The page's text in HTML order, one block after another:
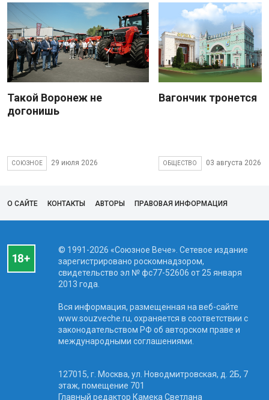
Такой Воронеж не
догонишь
СОЮЗНОЕ 29 июля 2026
Вагончик тронется
ОБЩЕСТВО 03 августа 2026
О САЙТЕ КОНТАКТЫ АВТОРЫ ПРАВОВАЯ ИНФОРМАЦИЯ
© 1991-2026 «Союзное Вече». Сетевое издание
зарегистрировано роскомнадзором,
свидетельство эл № фc77-52606 от 25 января
2013 года.
Вся информация, размещенная на веб-сайте
www.souzveche.ru, охраняется в соответствии с
законодательством РФ об авторском праве и
международными соглашениями.
127015, г. Москва, ул. Новодмитровская, д. 2Б, 7
этаж, помещение 701
Главный редактор Камека Светлана